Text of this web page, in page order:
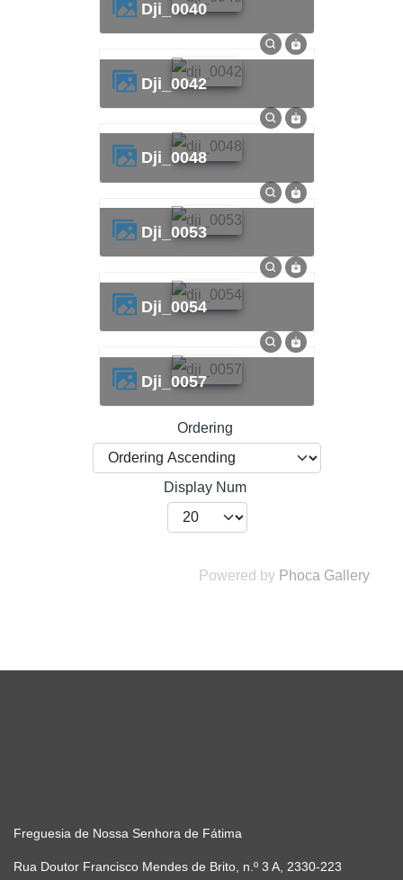
dji_0040
dji_0042
dji_0048
dji_0053
dji_0054
dji_0057
Ordering
Display Num
Powered by Phoca Gallery
Freguesia de Nossa Senhora de Fátima
Rua Doutor Francisco Mendes de Brito, n.º 3 A, 2330-223